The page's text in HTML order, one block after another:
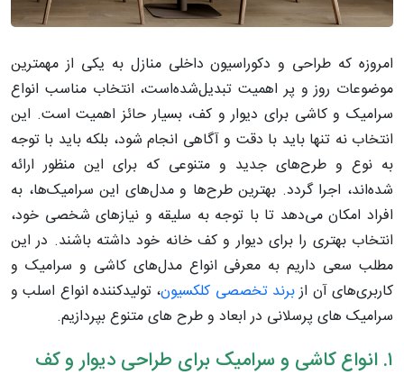
امروزه که طراحی و دکوراسیون داخلی منازل به یکی از مهمترین
موضوعات روز و پر اهمیت تبدیل‌شده‌است، انتخاب مناسب انواع
سرامیک و کاشی برای دیوار و کف، بسیار حائز اهمیت است. این
انتخاب نه تنها باید با دقت و آگاهی انجام شود، بلکه باید با توجه
به نوع و طرح‌های جدید و متنوعی که برای این منظور ارائه
شده‌اند، اجرا گردد. بهترین طرح‌ها و مدل‌های این سرامیک‌ها، به
افراد امکان می‌دهد تا با توجه به سلیقه و نیازهای شخصی خود،
انتخاب بهتری را برای دیوار و کف خانه خود داشته باشند. در این
مطلب سعی داریم به معرفی انواع مدل‌های کاشی و سرامیک و
کاربری‌های آن ازبرند تخصصی کلکسیون، تولیدکننده انواع اسلب و
سرامیک های پرسلانی در ابعاد و طرح های متنوع بپردازیم.
۱. انواع کاشی و سرامیک برای طراحی دیوار و کف